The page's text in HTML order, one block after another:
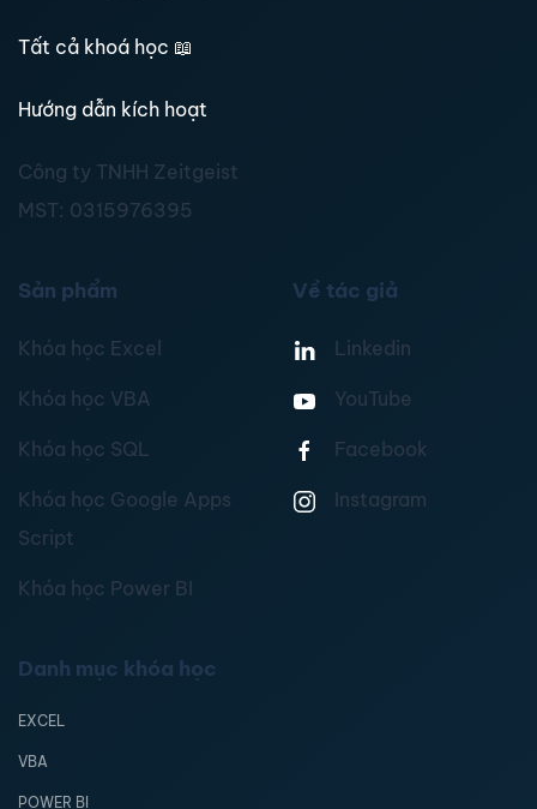
Tất cả khoá học 📖
Hướng dẫn kích hoạt
Công ty TNHH Zeitgeist
MST: 0315976395
Sản phẩm
Khóa học Excel
Khóa học VBA
Khóa học SQL
Khóa học Google Apps
Script
Khóa học Power BI
Về tác giả
Linkedin
YouTube
Facebook
Instagram
Danh mục khóa học
EXCEL
VBA
POWER BI